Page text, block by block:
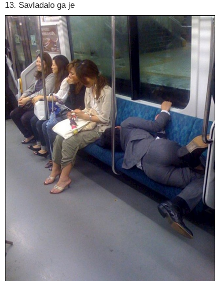
13. Savladalo ga je